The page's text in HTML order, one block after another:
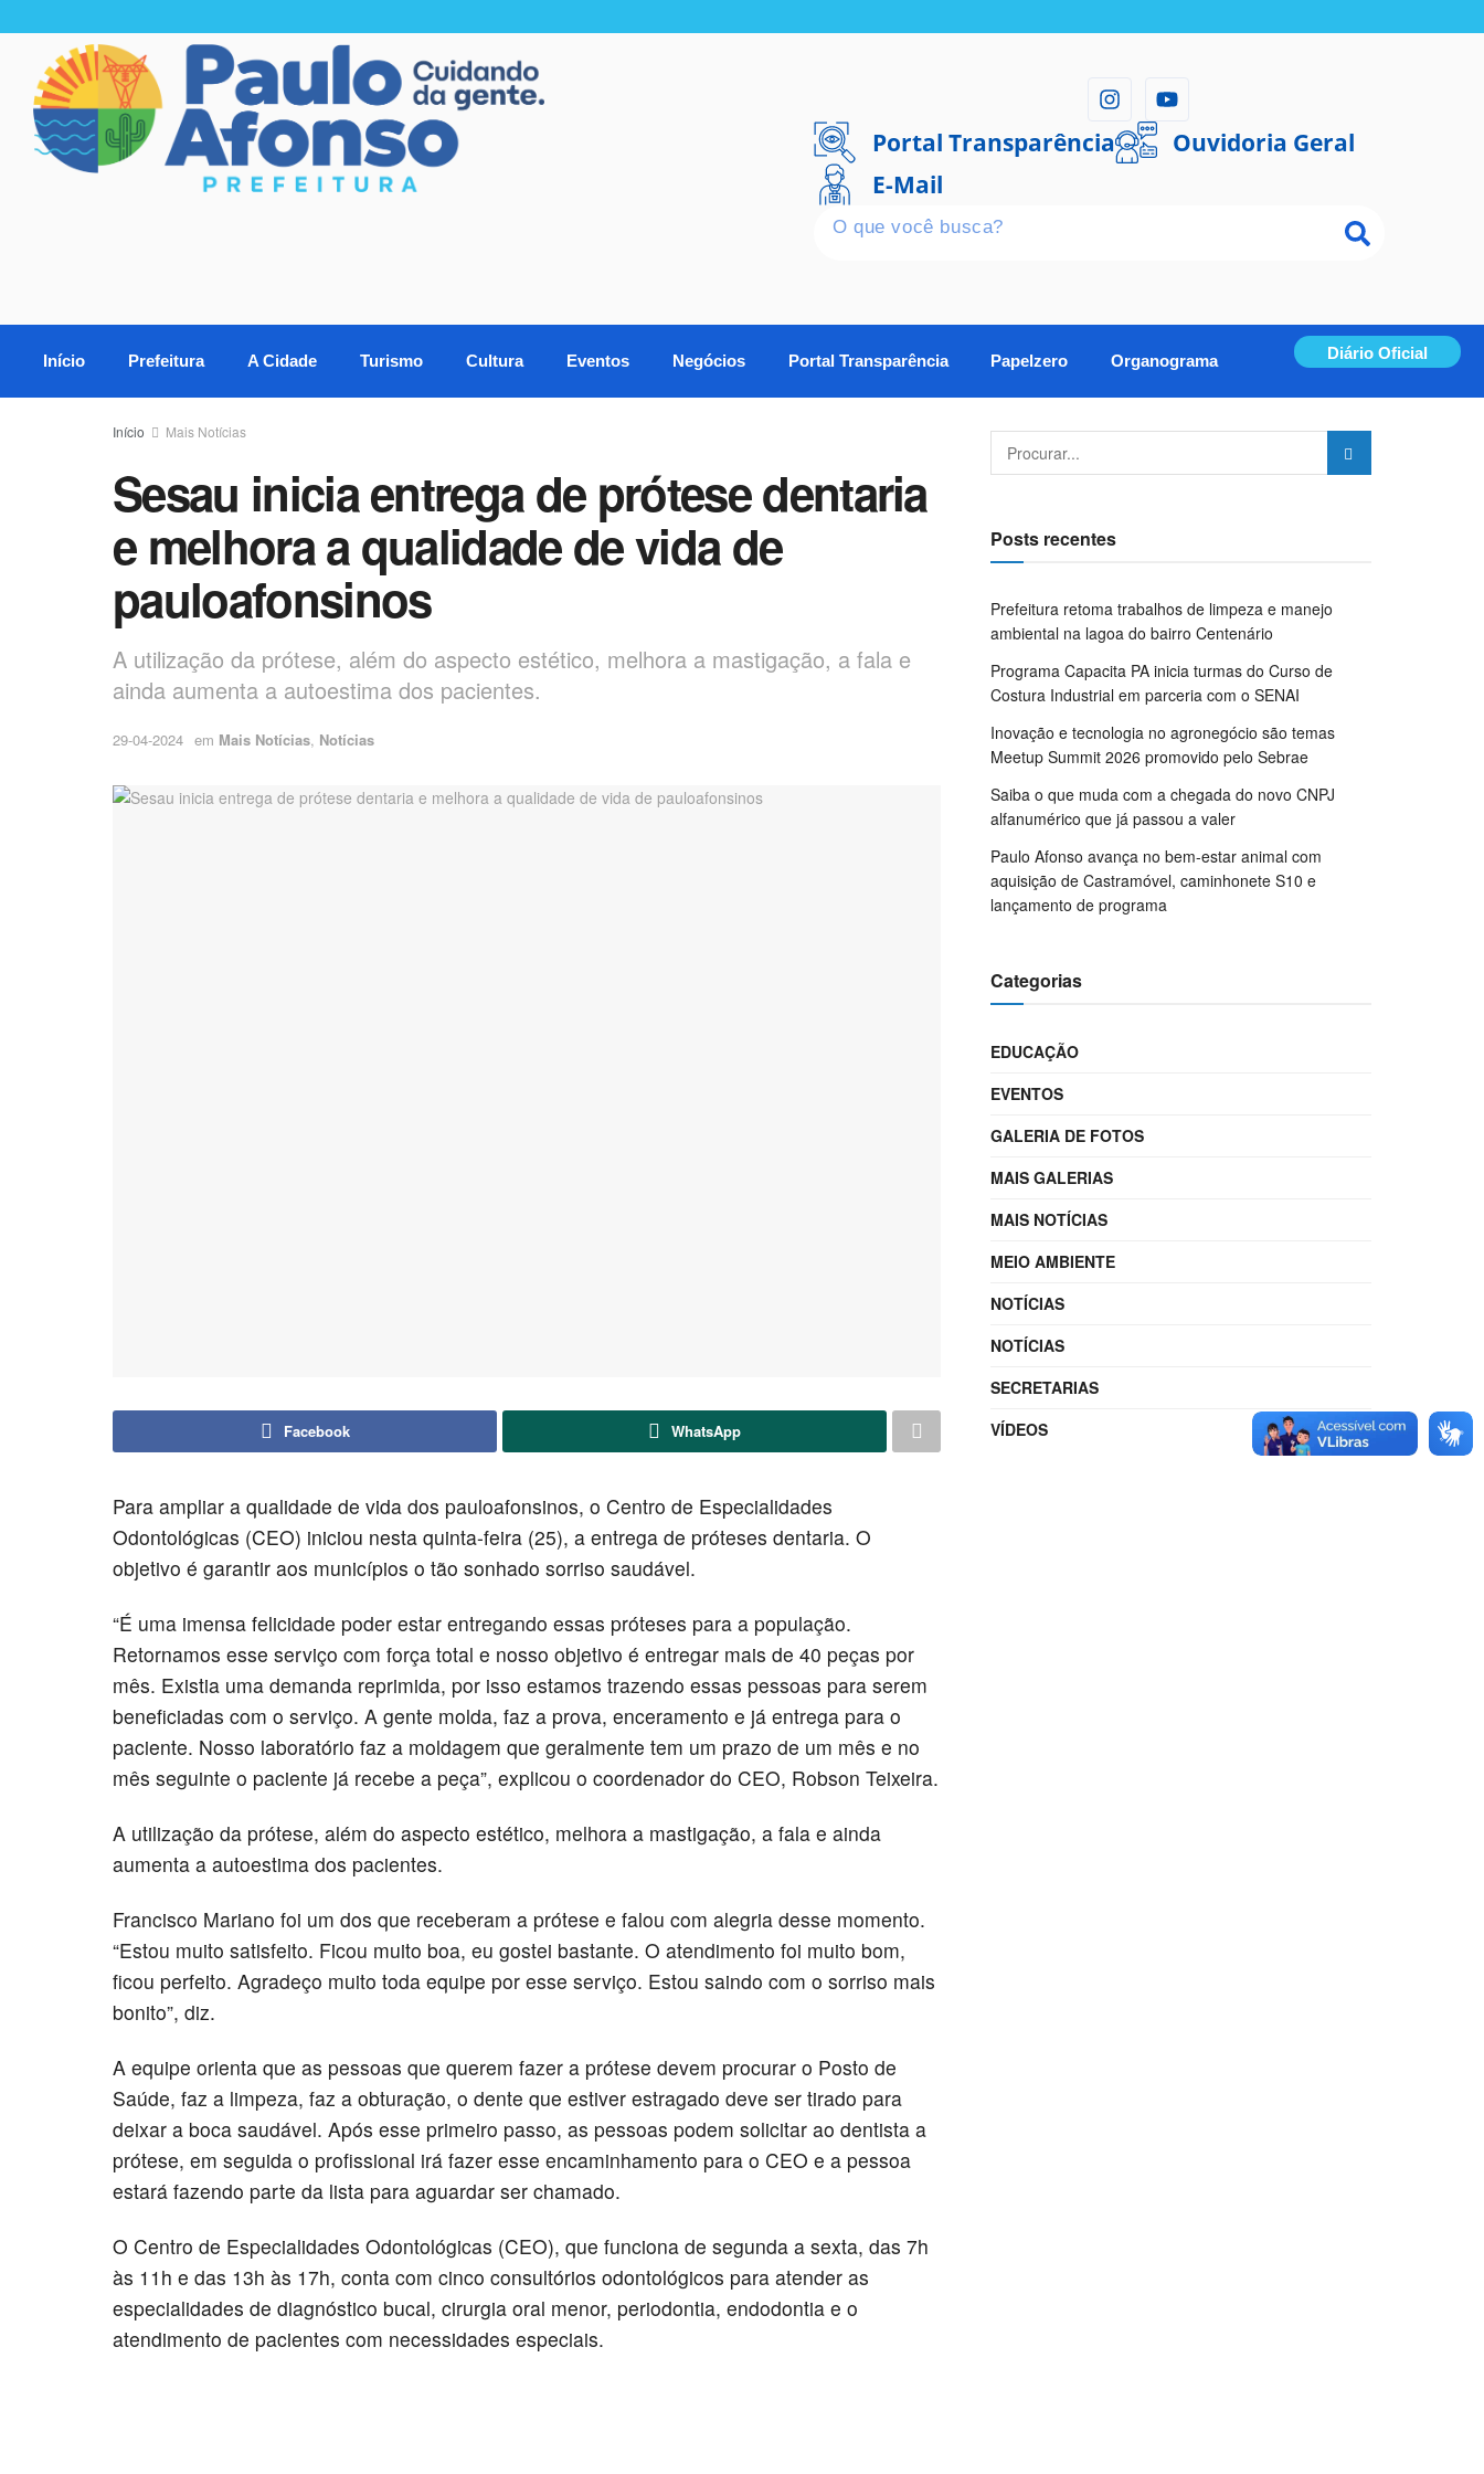
Portal Transparência
Ouvidoria Geral
E-Mail
Início Prefeitura A Cidade Turismo Cultura Eventos Negócios Portal Transparência Papelzero Organograma Diário Oficial
Início Mais Notícias
Sesau inicia entrega de prótese dentaria
e melhora a qualidade de vida de
pauloafonsinos
A utilização da prótese, além do aspecto estético, melhora a mastigação, a fala e
ainda aumenta a autoestima dos pacientes.
29-04-2024 em Mais Notícias, Notícias
Facebook WhatsApp
Para ampliar a qualidade de vida dos pauloafonsinos, o Centro de Especialidades
Odontológicas (CEO) iniciou nesta quinta-feira (25), a entrega de próteses dentaria. O
objetivo é garantir aos municípios o tão sonhado sorriso saudável.
“É uma imensa felicidade poder estar entregando essas próteses para a população.
Retornamos esse serviço com força total e nosso objetivo é entregar mais de 40 peças por
mês. Existia uma demanda reprimida, por isso estamos trazendo essas pessoas para serem
beneficiadas com o serviço. A gente molda, faz a prova, enceramento e já entrega para o
paciente. Nosso laboratório faz a moldagem que geralmente tem um prazo de um mês e no
mês seguinte o paciente já recebe a peça”, explicou o coordenador do CEO, Robson Teixeira.
A utilização da prótese, além do aspecto estético, melhora a mastigação, a fala e ainda
aumenta a autoestima dos pacientes.
Francisco Mariano foi um dos que receberam a prótese e falou com alegria desse momento.
“Estou muito satisfeito. Ficou muito boa, eu gostei bastante. O atendimento foi muito bom,
ficou perfeito. Agradeço muito toda equipe por esse serviço. Estou saindo com o sorriso mais
bonito”, diz.
A equipe orienta que as pessoas que querem fazer a prótese devem procurar o Posto de
Saúde, faz a limpeza, faz a obturação, o dente que estiver estragado deve ser tirado para
deixar a boca saudável. Após esse primeiro passo, as pessoas podem solicitar ao dentista a
prótese, em seguida o profissional irá fazer esse encaminhamento para o CEO e a pessoa
estará fazendo parte da lista para aguardar ser chamado.
O Centro de Especialidades Odontológicas (CEO), que funciona de segunda a sexta, das 7h
às 11h e das 13h às 17h, conta com cinco consultórios odontológicos para atender as
especialidades de diagnóstico bucal, cirurgia oral menor, periodontia, endodontia e o
atendimento de pacientes com necessidades especiais.
Posts recentes
Prefeitura retoma trabalhos de limpeza e manejo
ambiental na lagoa do bairro Centenário
Programa Capacita PA inicia turmas do Curso de
Costura Industrial em parceria com o SENAI
Inovação e tecnologia no agronegócio são temas
Meetup Summit 2026 promovido pelo Sebrae
Saiba o que muda com a chegada do novo CNPJ
alfanumérico que já passou a valer
Paulo Afonso avança no bem-estar animal com
aquisição de Castramóvel, caminhonete S10 e
lançamento de programa
Categorias
EDUCAÇÃO
EVENTOS
GALERIA DE FOTOS
MAIS GALERIAS
MAIS NOTÍCIAS
MEIO AMBIENTE
NOTÍCIAS
NOTÍCIAS
SECRETARIAS
VÍDEOS